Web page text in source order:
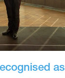
as